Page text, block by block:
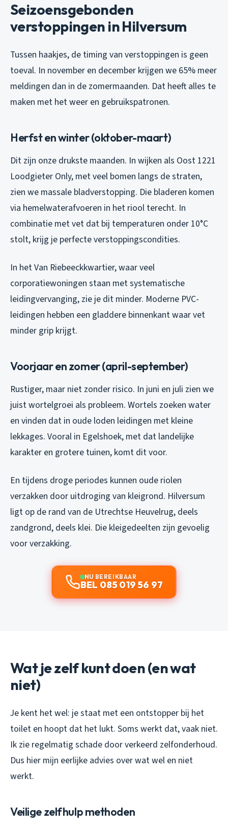
Seizoensgebonden
verstoppingen in Hilversum
Tussen haakjes, de timing van verstoppingen is geen
toeval. In november en december krijgen we 65% meer
meldingen dan in de zomermaanden. Dat heeft alles te
maken met het weer en gebruikspatronen.
Herfst en winter (oktober-maart)
Dit zijn onze drukste maanden. In wijken als Oost 1221
Loodgieter Only, met veel bomen langs de straten,
zien we massale bladverstopping. Die bladeren komen
via hemelwaterafvoeren in het riool terecht. In
combinatie met vet dat bij temperaturen onder 10°C
stolt, krijg je perfecte verstoppingscondities.
In het Van Riebeeckkwartier, waar veel
corporatiewoningen staan met systematische
leidingvervanging, zie je dit minder. Moderne PVC-
leidingen hebben een gladdere binnenkant waar vet
minder grip krijgt.
Voorjaar en zomer (april-september)
Rustiger, maar niet zonder risico. In juni en juli zien we
juist wortelgroei als probleem. Wortels zoeken water
en vinden dat in oude loden leidingen met kleine
lekkages. Vooral in Egelshoek, met dat landelijke
karakter en grotere tuinen, komt dit voor.
En tijdens droge periodes kunnen oude riolen
verzakken door uitdroging van kleigrond. Hilversum
ligt op de rand van de Utrechtse Heuvelrug, deels
zandgrond, deels klei. Die kleigedeelten zijn gevoelig
voor verzakking.
NU BEREIKBAAR
BEL 085 019 56 97
Wat je zelf kunt doen (en wat
niet)
Je kent het wel: je staat met een ontstopper bij het
toilet en hoopt dat het lukt. Soms werkt dat, vaak niet.
Ik zie regelmatig schade door verkeerd zelfonderhoud.
Dus hier mijn eerlijke advies over wat wel en niet
werkt.
Veilige zelfhulp methoden